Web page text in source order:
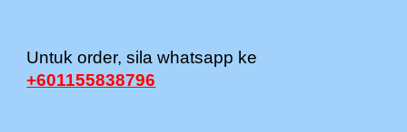
Untuk order, sila whatsapp ke
+601155838796